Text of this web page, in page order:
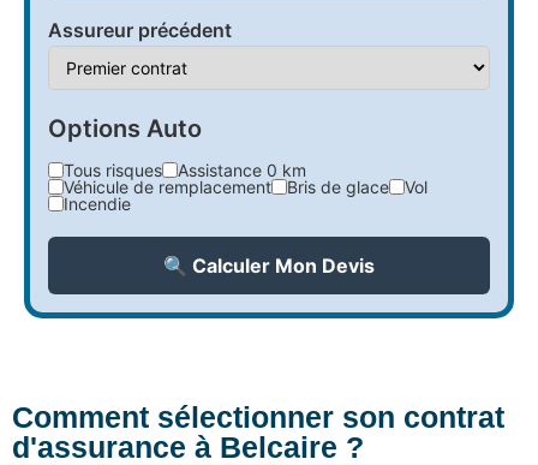
Assureur précédent
Options Auto
Tous risques
Assistance 0 km
Véhicule de remplacement
Bris de glace
Vol
Incendie
🔍 Calculer Mon Devis
Comment sélectionner son contrat
d'assurance à Belcaire ?